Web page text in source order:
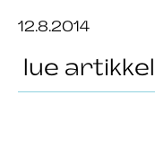
12.8.2014
lue